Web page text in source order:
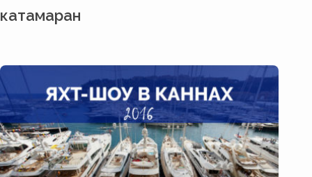
катамаран